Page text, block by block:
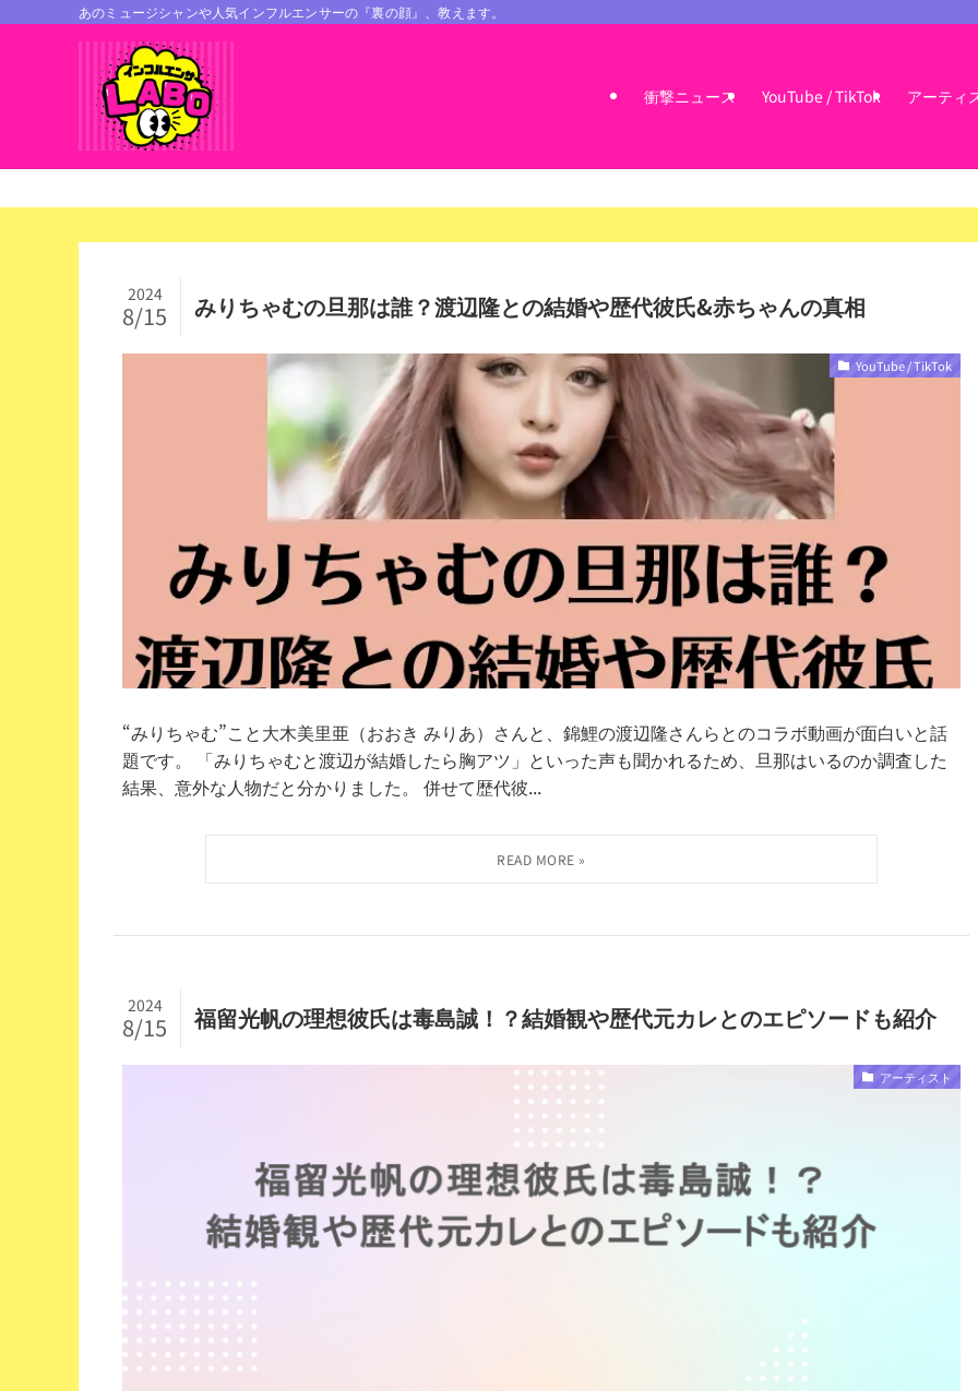
あのミュージシャンや人気インフルエンサーの『裏の顔』、教えます。
衝撃ニュース YouTube / TikTok アーティ
みりちゃむの旦那は誰？渡辺隆との結婚や歴代彼氏&赤ちゃんの真相
2024
8/15
YouTube / TikTok
“みりちゃむ”こと大木美里亜（おおき みりあ）さんと、錦鯉の渡辺隆さんらとのコラボ動画が面白いと話
題です。 「みりちゃむと渡辺が結婚したら胸アツ」といった声も聞かれるため、旦那はいるのか調査した
結果、意外な人物だと分かりました。 併せて歴代彼...
福留光帆の理想彼氏は毒島誠！？結婚観や歴代元カレとのエピソードも紹介
2024
8/15
アーティスト